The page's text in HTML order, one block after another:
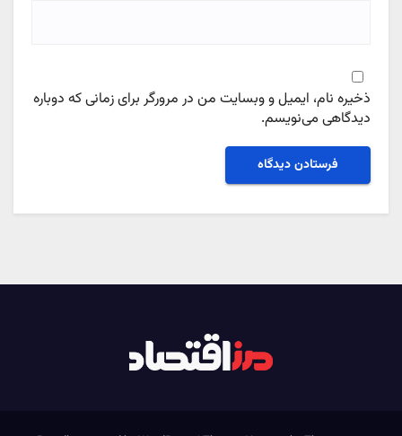
ذخیره نام، ایمیل و وبسایت من در مرورگر برای زمانی که دوباره
دیدگاهی می‌نویسم.